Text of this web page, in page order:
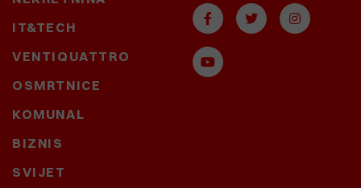
IT&TECH
VENTIQUATTRO
OSMRTNICE
KOMUNAL
BIZNIS
SVIJET